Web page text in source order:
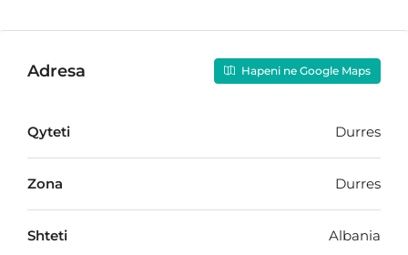
Adresa Hapeni ne Google Maps
Qyteti Durres
Zona Durres
Shteti Albania